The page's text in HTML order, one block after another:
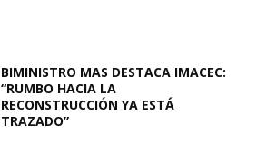
BIMINISTRO MAS DESTACA IMACEC:
“RUMBO HACIA LA
RECONSTRUCCIÓN YA ESTÁ
TRAZADO”